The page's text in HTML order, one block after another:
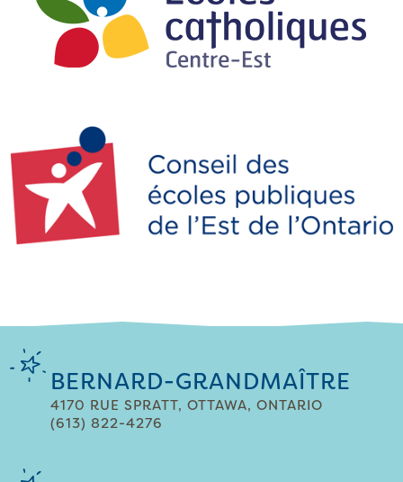
BERNARD-GRANDMAÎTRE
4170 RUE SPRATT, OTTAWA, ONTARIO
(613) 822-4276